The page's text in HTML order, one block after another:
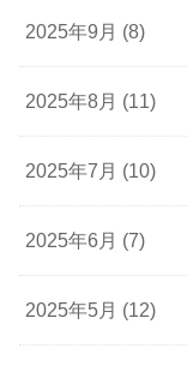
2025年9月 (8)
2025年8月 (11)
2025年7月 (10)
2025年6月 (7)
2025年5月 (12)